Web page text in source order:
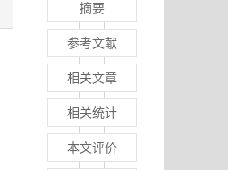
摘要
参考文献
相关文章
相关统计
本文评价